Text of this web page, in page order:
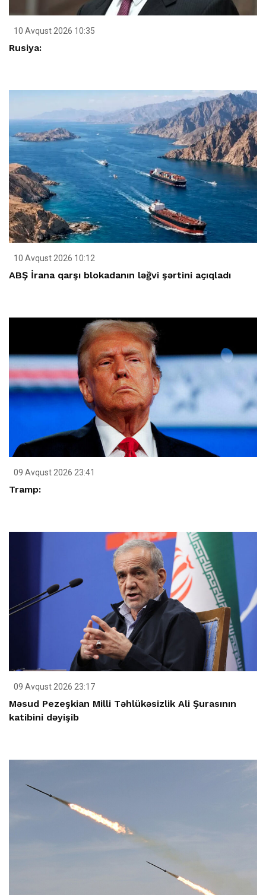
10 Avqust 2026 10:35
Rusiya:
10 Avqust 2026 10:12
ABŞ İrana qarşı blokadanın ləğvi şərtini açıqladı
09 Avqust 2026 23:41
Tramp:
09 Avqust 2026 23:17
Məsud Pezeşkian Milli Təhlükəsizlik Ali Şurasının
katibini dəyişib